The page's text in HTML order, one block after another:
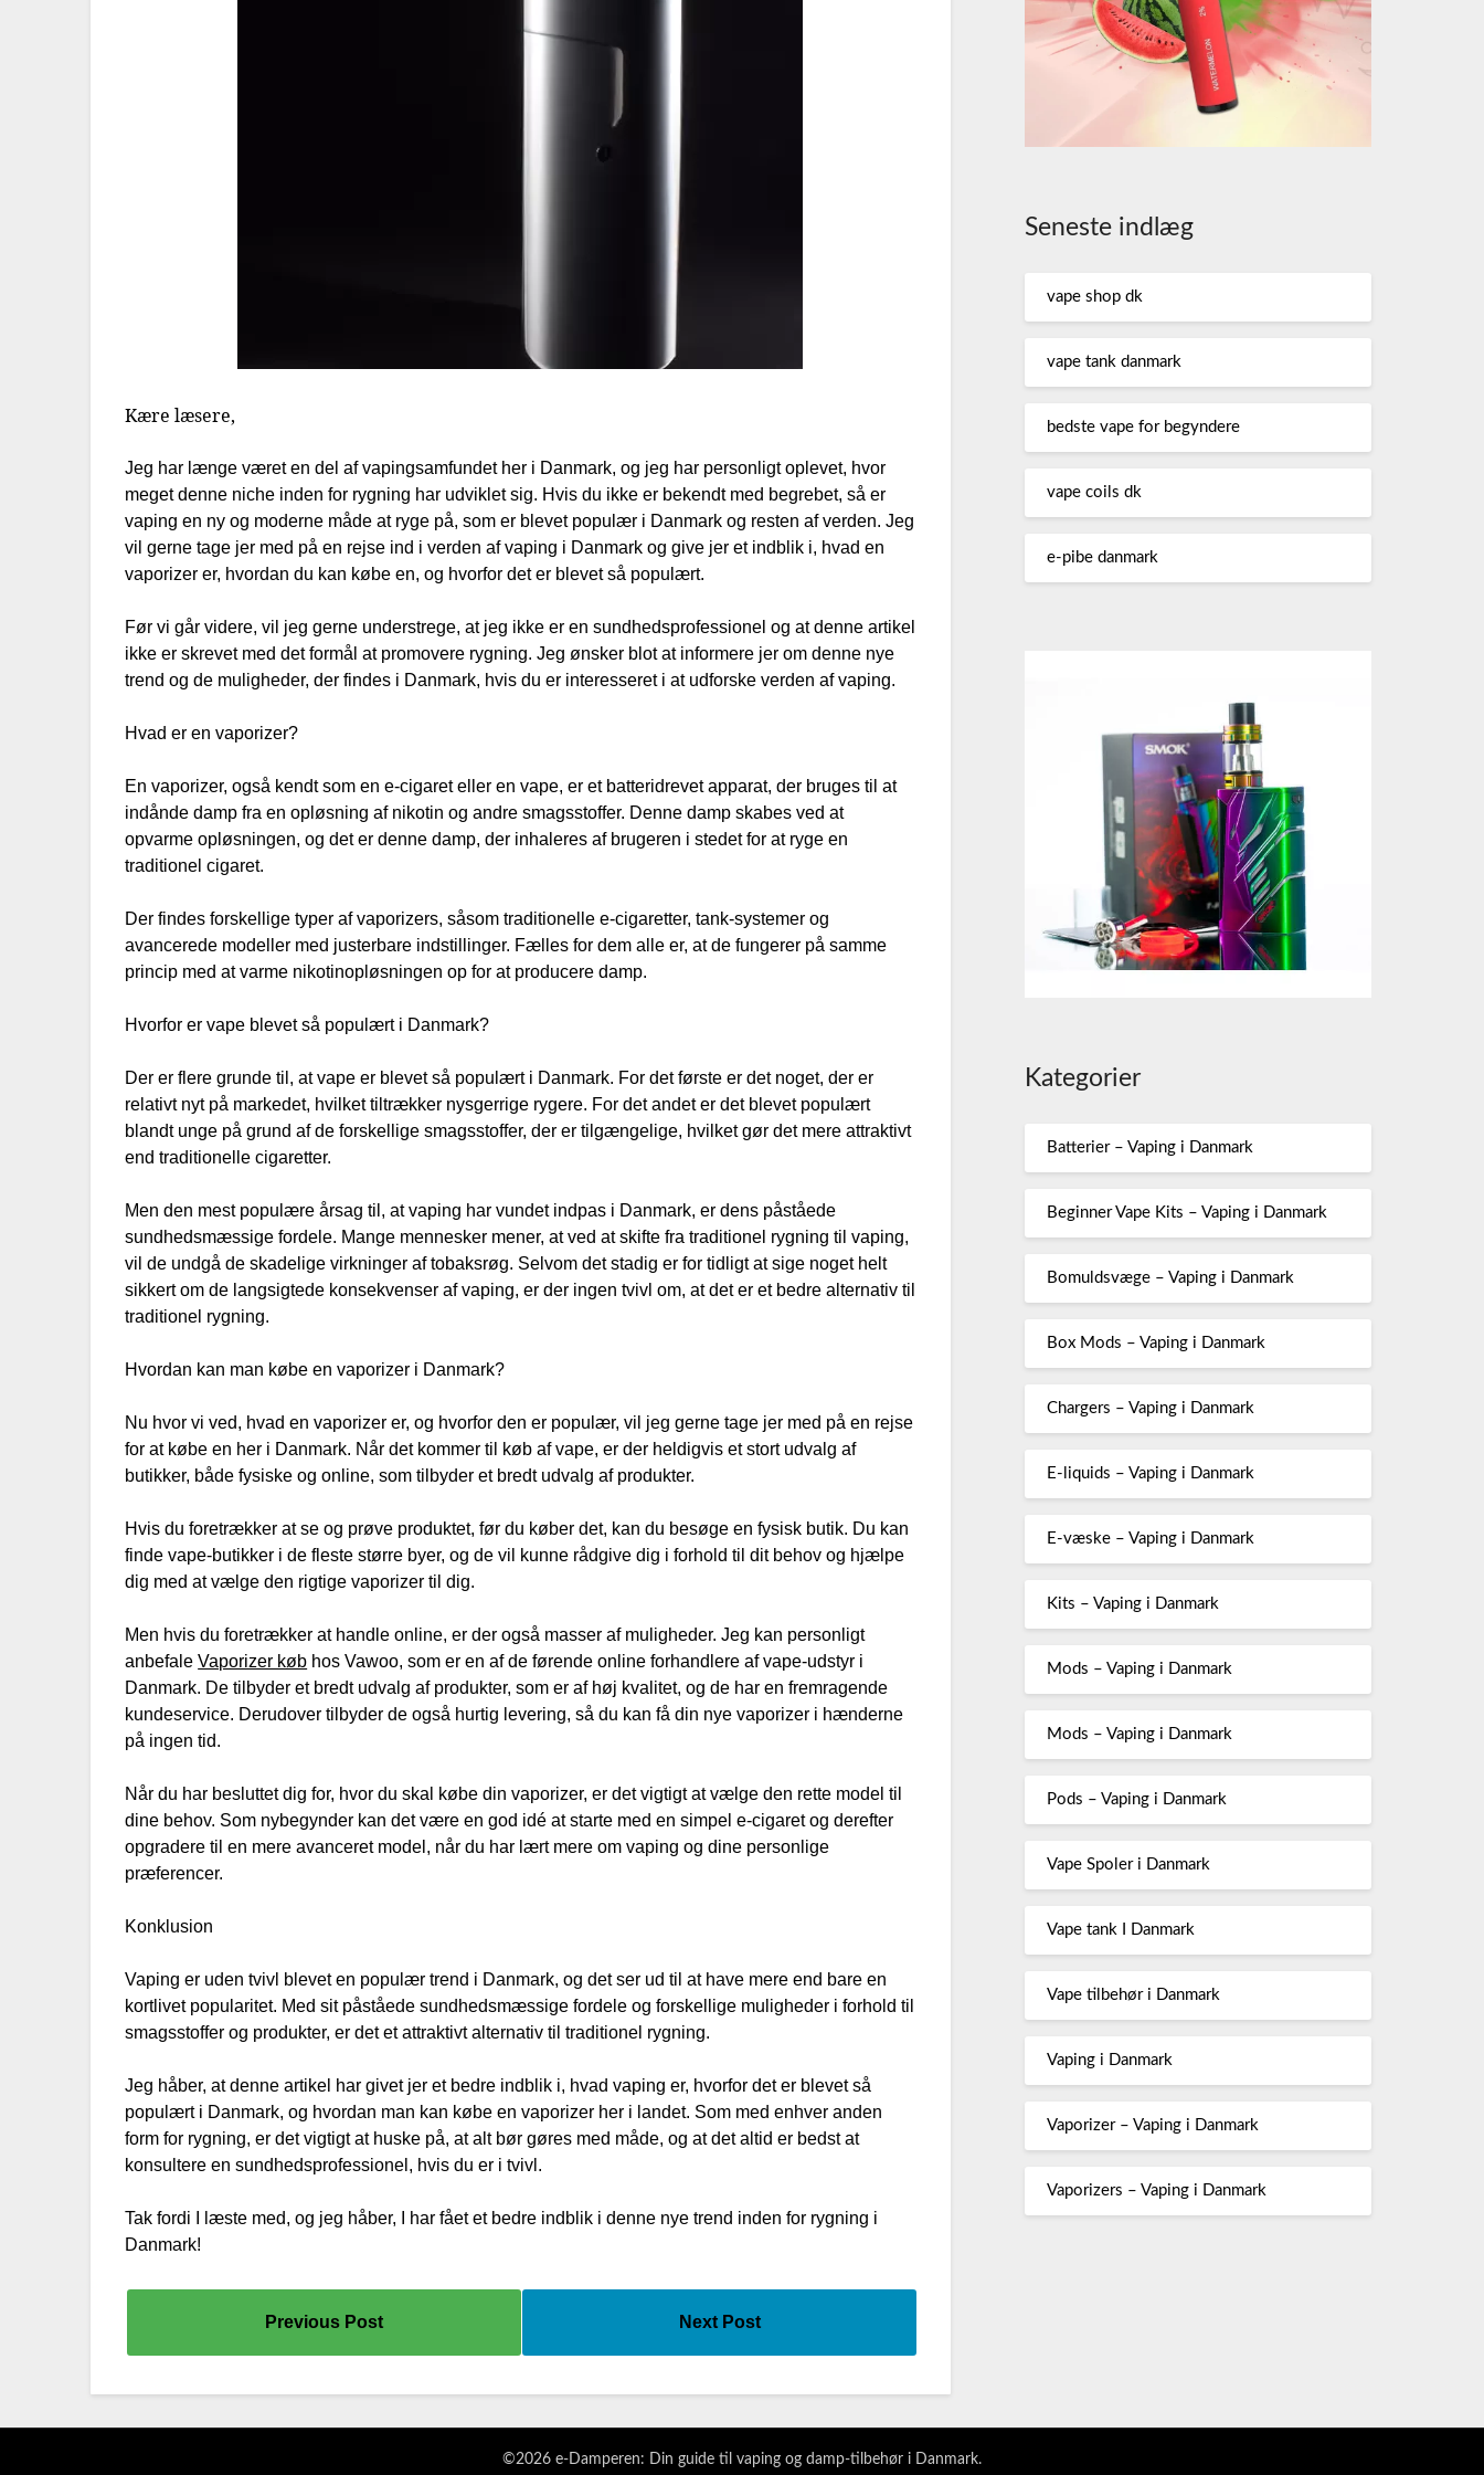
Kære læsere,
Jeg har længe været en del af vapingsamfundet her i Danmark, og jeg har personligt oplevet, hvor
meget denne niche inden for rygning har udviklet sig. Hvis du ikke er bekendt med begrebet, så er
vaping en ny og moderne måde at ryge på, som er blevet populær i Danmark og resten af verden. Jeg
vil gerne tage jer med på en rejse ind i verden af vaping i Danmark og give jer et indblik i, hvad en
vaporizer er, hvordan du kan købe en, og hvorfor det er blevet så populært.
Før vi går videre, vil jeg gerne understrege, at jeg ikke er en sundhedsprofessionel og at denne artikel
ikke er skrevet med det formål at promovere rygning. Jeg ønsker blot at informere jer om denne nye
trend og de muligheder, der findes i Danmark, hvis du er interesseret i at udforske verden af vaping.
Hvad er en vaporizer?
En vaporizer, også kendt som en e-cigaret eller en vape, er et batteridrevet apparat, der bruges til at
indånde damp fra en opløsning af nikotin og andre smagsstoffer. Denne damp skabes ved at
opvarme opløsningen, og det er denne damp, der inhaleres af brugeren i stedet for at ryge en
traditionel cigaret.
Der findes forskellige typer af vaporizers, såsom traditionelle e-cigaretter, tank-systemer og
avancerede modeller med justerbare indstillinger. Fælles for dem alle er, at de fungerer på samme
princip med at varme nikotinopløsningen op for at producere damp.
Hvorfor er vape blevet så populært i Danmark?
Der er flere grunde til, at vape er blevet så populært i Danmark. For det første er det noget, der er
relativt nyt på markedet, hvilket tiltrækker nysgerrige rygere. For det andet er det blevet populært
blandt unge på grund af de forskellige smagsstoffer, der er tilgængelige, hvilket gør det mere attraktivt
end traditionelle cigaretter.
Men den mest populære årsag til, at vaping har vundet indpas i Danmark, er dens påståede
sundhedsmæssige fordele. Mange mennesker mener, at ved at skifte fra traditionel rygning til vaping,
vil de undgå de skadelige virkninger af tobaksrøg. Selvom det stadig er for tidligt at sige noget helt
sikkert om de langsigtede konsekvenser af vaping, er der ingen tvivl om, at det er et bedre alternativ til
traditionel rygning.
Hvordan kan man købe en vaporizer i Danmark?
Nu hvor vi ved, hvad en vaporizer er, og hvorfor den er populær, vil jeg gerne tage jer med på en rejse
for at købe en her i Danmark. Når det kommer til køb af vape, er der heldigvis et stort udvalg af
butikker, både fysiske og online, som tilbyder et bredt udvalg af produkter.
Hvis du foretrækker at se og prøve produktet, før du køber det, kan du besøge en fysisk butik. Du kan
finde vape-butikker i de fleste større byer, og de vil kunne rådgive dig i forhold til dit behov og hjælpe
dig med at vælge den rigtige vaporizer til dig.
Men hvis du foretrækker at handle online, er der også masser af muligheder. Jeg kan personligt
anbefaleVaporizer køb hos Vawoo, som er en af de førende online forhandlere af vape-udstyr i
Danmark. De tilbyder et bredt udvalg af produkter, som er af høj kvalitet, og de har en fremragende
kundeservice. Derudover tilbyder de også hurtig levering, så du kan få din nye vaporizer i hænderne
på ingen tid.
Når du har besluttet dig for, hvor du skal købe din vaporizer, er det vigtigt at vælge den rette model til
dine behov. Som nybegynder kan det være en god idé at starte med en simpel e-cigaret og derefter
opgradere til en mere avanceret model, når du har lært mere om vaping og dine personlige
præferencer.
Konklusion
Vaping er uden tvivl blevet en populær trend i Danmark, og det ser ud til at have mere end bare en
kortlivet popularitet. Med sit påståede sundhedsmæssige fordele og forskellige muligheder i forhold til
smagsstoffer og produkter, er det et attraktivt alternativ til traditionel rygning.
Jeg håber, at denne artikel har givet jer et bedre indblik i, hvad vaping er, hvorfor det er blevet så
populært i Danmark, og hvordan man kan købe en vaporizer her i landet. Som med enhver anden
form for rygning, er det vigtigt at huske på, at alt bør gøres med måde, og at det altid er bedst at
konsultere en sundhedsprofessionel, hvis du er i tvivl.
Tak fordi I læste med, og jeg håber, I har fået et bedre indblik i denne nye trend inden for rygning i
Danmark!
Previous Post Next Post
Seneste indlæg
vape shop dk
vape tank danmark
bedste vape for begyndere
vape coils dk
e-pibe danmark
Kategorier
Batterier – Vaping i Danmark
Beginner Vape Kits – Vaping i Danmark
Bomuldsvæge – Vaping i Danmark
Box Mods – Vaping i Danmark
Chargers – Vaping i Danmark
E-liquids – Vaping i Danmark
E-væske – Vaping i Danmark
Kits – Vaping i Danmark
Mods – Vaping i Danmark
Mods – Vaping i Danmark
Pods – Vaping i Danmark
Vape Spoler i Danmark
Vape tank I Danmark
Vape tilbehør i Danmark
Vaping i Danmark
Vaporizer – Vaping i Danmark
Vaporizers – Vaping i Danmark
©2026 e-Damperen: Din guide til vaping og damp-tilbehør i Danmark.